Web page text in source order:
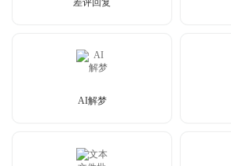
AI解梦